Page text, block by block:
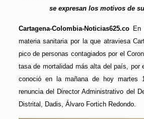
se expresan los motivos de
Cartagena-Colombia-Noticias625.co En
materia sanitaria por la que atraviesa
pico de personas contagiados por el
tasa de mortalidad más alta del país, por
conoció en la mañana de hoy martes
renuncia del Director Administrativo del
Distrital, Dadis, Álvaro Fortich Redondo.